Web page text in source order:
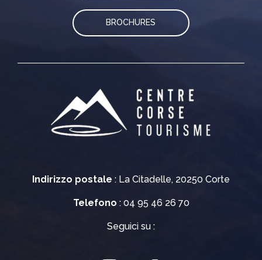
Indirizzo postale : La Citadelle, 20250 Corte
Telefono : 04 95 46 26 70
Seguici su :
BROCHURES